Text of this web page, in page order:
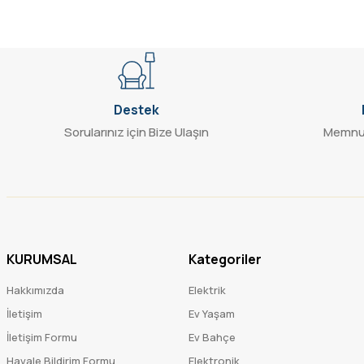
Destek
Sorularınız için Bize Ulaşın
KURUMSAL
Hakkımızda
İletişim
İletişim Formu
Havale Bildirim Formu
Kategoriler
Elektrik
Ev Yaşam
Ev Bahçe
Elektronik